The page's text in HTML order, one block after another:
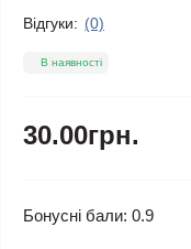
Відгуки: (0)
В наявності
30.00грн.
Бонусні бали: 0.9